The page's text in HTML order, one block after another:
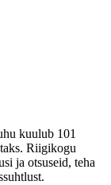
kuulub 101
Riigikogu
ja otsuseid, teha